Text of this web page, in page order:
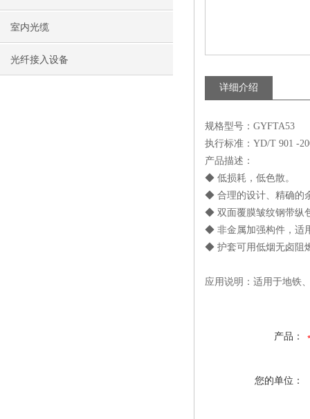
室内光缆
光纤接入设备
详细介绍
规格型号：GYFTA53
执行标准：YD/T 901 -
产品描述：
◆ 低损耗，低色散。
◆ 合理的设计、精确的
◆ 双面覆膜皱纹钢带纵
◆ 非金属加强构件，适
◆ 护套可用低烟无卤阻
应用说明：适用于地铁
产品：
您的单位：